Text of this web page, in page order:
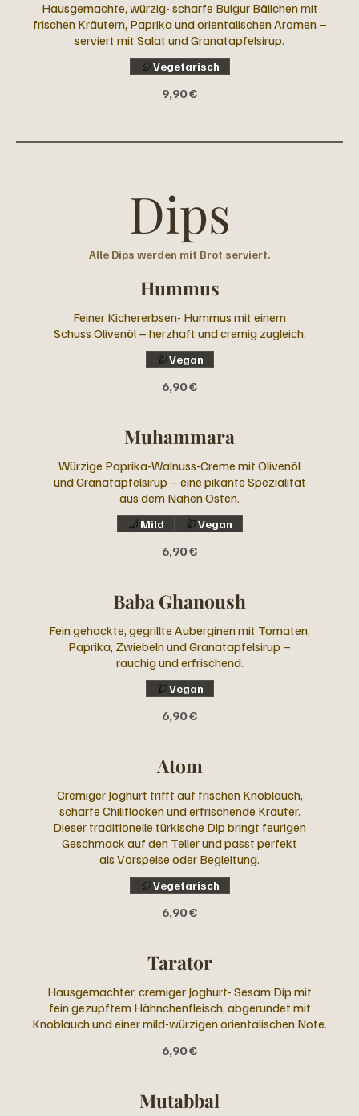
Hausgemachte, würzig- scharfe Bulgur Bällchen mit
frischen Kräutern, Paprika und orientalischen Aromen –
serviert mit Salat und Granatapfelsirup.
9,90 €
Vegetarisch
Dips
Alle Dips werden mit Brot serviert.
Hummus
Feiner Kichererbsen- Hummus mit einem
Schuss Olivenöl – herzhaft und cremig zugleich.
6,90 €
Vegan
Muhammara
Würzige Paprika-Walnuss-Creme mit Olivenöl
und Granatapfelsirup – eine pikante Spezialität
aus dem Nahen Osten.
6,90 €
Mild Vegan
Baba Ghanoush
Fein gehackte, gegrillte Auberginen mit Tomaten,
Paprika, Zwiebeln und Granatapfelsirup –
rauchig und erfrischend.
6,90 €
Vegan
Atom
Cremiger Joghurt trifft auf frischen Knoblauch,
scharfe Chiliflocken und erfrischende Kräuter.
Dieser traditionelle türkische Dip bringt feurigen
Geschmack auf den Teller und passt perfekt
als Vorspeise oder Begleitung.
6,90 €
Vegetarisch
Tarator
Hausgemachter, cremiger Joghurt- Sesam Dip mit
fein gezupftem Hähnchenfleisch, abgerundet mit
Knoblauch und einer mild-würzigen orientalischen Note.
6,90 €
Mutabbal